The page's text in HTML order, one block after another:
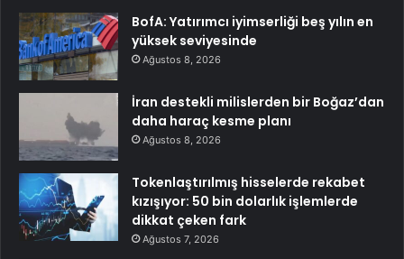
BofA: Yatırımcı iyimserliği beş yılın en
yüksek seviyesinde
Ağustos 8, 2026
İran destekli milislerden bir Boğaz’dan
daha haraç kesme planı
Ağustos 8, 2026
Tokenlaştırılmış hisselerde rekabet
kızışıyor: 50 bin dolarlık işlemlerde
dikkat çeken fark
Ağustos 7, 2026